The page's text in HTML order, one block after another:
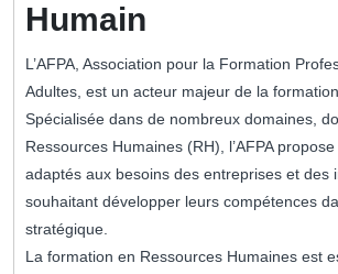
Humain
L’AFPA, Association pour la Formation
Adultes, est un acteur majeur de la
Spécialisée dans de nombreux domaines,
Ressources Humaines (RH), l’AFPA
adaptés aux besoins des entreprises et des
souhaitant développer leurs compétences
stratégique.
La formation en Ressources Humaines est